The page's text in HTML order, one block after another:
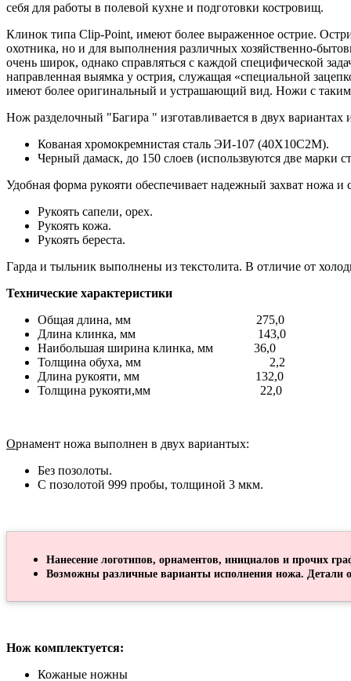
себя для работы в полевой кухне и подготовки костровищ.
Клинок типа Clip-Point, имеют более выраженное острие.
охотника, но и для выполнения различных хозяйственно-
очень широк, однако справляться с каждой специфической
направленная выямка у острия, служащая «специальной
имеют более оригинальный и устрашающий вид. Ножи с
Нож разделочный "Багира " изготавливается в двух вариантах
Кованая хромокремнистая сталь ЭИ-107 (40Х10С2М).
Черный дамаск, до 150 слоев (использвуются две
Удобная форма рукояти обеспечивает надежный захват ножа
Рукоять сапели, орех.
Рукоять кожа.
Рукоять береста.
Гарда и тыльник выполнены из текстолита. В отличие от
Технические характеристики
Общая длина, мм 275,0
Длина клинка, мм 143,0
Наибольшая ширина клинка, мм 36,0
Толщина обуха, мм 2,2
Длина рукояти, мм 132,0
Толщина рукояти,мм 22,0
Орнамент ножа выполнен в двух вариантых:
Без позолоты.
С позолотой 999 пробы, толщиной 3 мкм.
Нанесение логотипов, орнаментов, инициалов и прочих
Возможны различные варианты исполнения ножа. Детали
Нож комплектуется:
Кожаные ножны